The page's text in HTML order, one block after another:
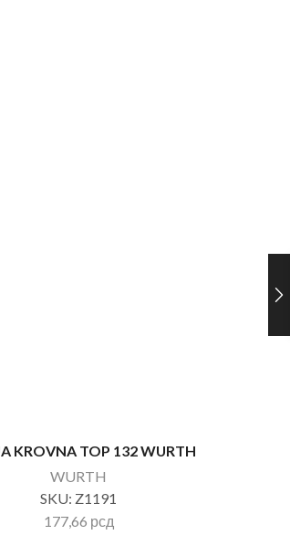
KROVNA TOP 132 WURTH
WURTH
SKU: Z1191
177,66 рсд